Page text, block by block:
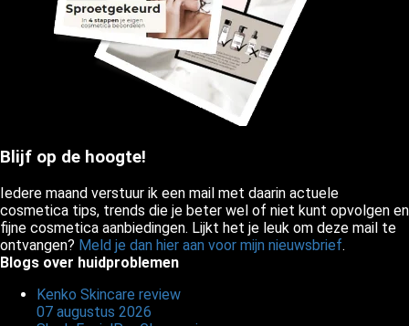
Blijf op de hoogte!
Iedere maand verstuur ik een mail met daarin actuele
cosmetica tips, trends die je beter wel of niet kunt opvolgen en
fijne cosmetica aanbiedingen. Lijkt het je leuk om deze mail te
ontvangen? Meld je dan hier aan voor mijn nieuwsbrief.
Blogs over huidproblemen
Kenko Skincare review
07 augustus 2026